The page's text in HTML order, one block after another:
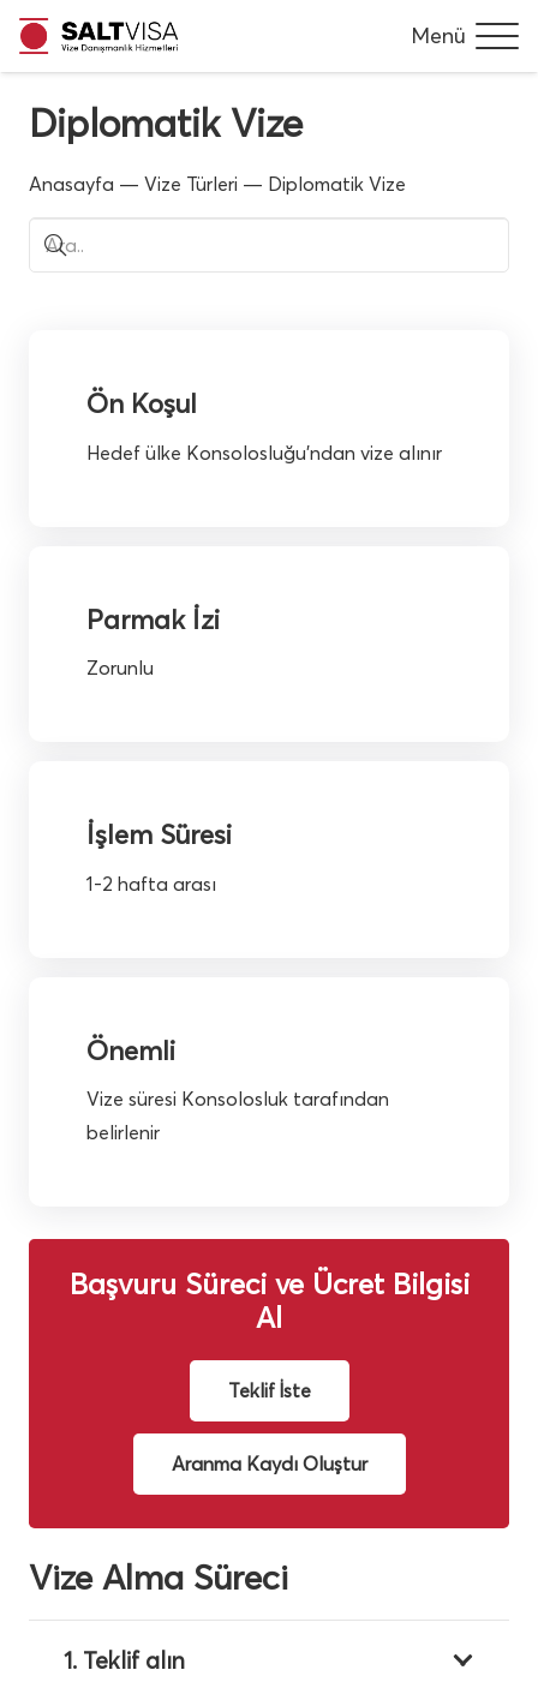
Menü
Diplomatik Vize
Anasayfa — Vize Türleri — Diplomatik Vize
Ön Koşul
Hedef ülke Konsolosluğu’ndan vize alınır
Parmak İzi
Zorunlu
İşlem Süresi
1-2 hafta arası
Önemli
Vize süresi Konsolosluk tarafından
belirlenir
Başvuru Süreci ve Ücret Bilgisi
Al
Teklif İste
Aranma Kaydı Oluştur
Vize Alma Süreci
1. Teklif alın